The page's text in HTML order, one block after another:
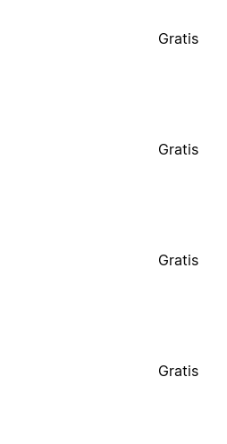
Gratis
Gratis
Gratis
Gratis